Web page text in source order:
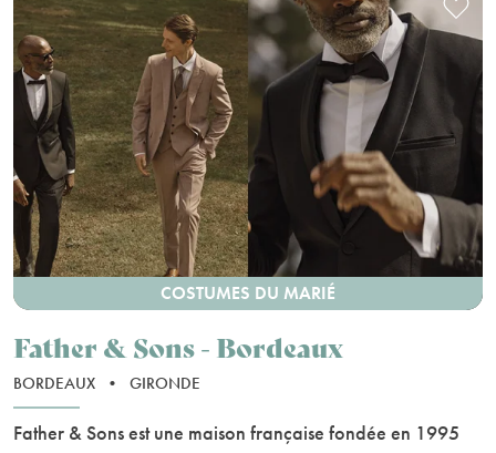
COSTUMES DU MARIÉ
Father & Sons - Bordeaux
BORDEAUX • GIRONDE
Father & Sons est une maison française fondée en 1995